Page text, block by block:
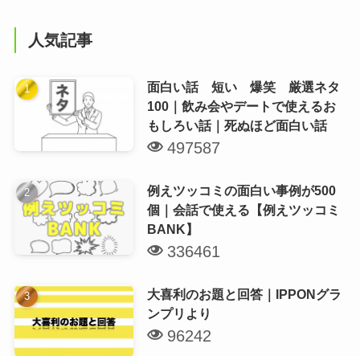
人気記事
面白い話 短い 爆笑 厳選ネタ
100｜飲み会やデートで使えるお
もしろい話｜死ぬほど面白い話
497587
例えツッコミの面白い事例が500
個｜会話で使える【例えツッコミ
BANK】
336461
大喜利のお題と回答｜IPPONグラ
ンプリより
96242